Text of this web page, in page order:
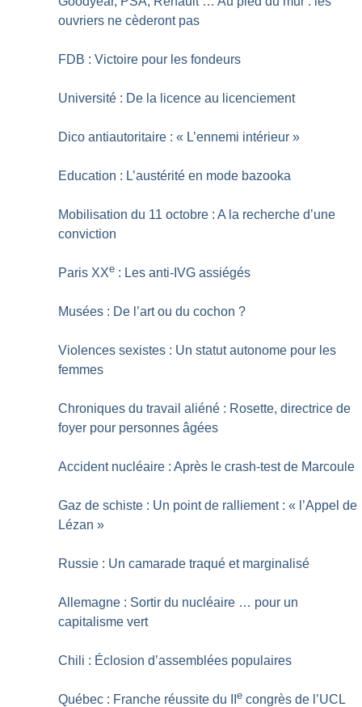
ouvriers ne cèderont pas
FDB : Victoire pour les fondeurs
Université : De la licence au licenciement
Dico antiautoritaire : « L’ennemi intérieur »
Education : L’austérité en mode bazooka
Mobilisation du 11 octobre : A la recherche d’une
conviction
Paris XXe : Les anti-IVG assiégés
Musées : De l’art ou du cochon ?
Violences sexistes : Un statut autonome pour les
femmes
Chroniques du travail aliéné : Rosette, directrice de
foyer pour personnes âgées
Accident nucléaire : Après le crash-test de Marcoule
Gaz de schiste : Un point de ralliement : « l’Appel de
Lézan »
Russie : Un camarade traqué et marginalisé
Allemagne : Sortir du nucléaire … pour un
capitalisme vert
Chili : Éclosion d’assemblées populaires
Québec : Franche réussite du IIe congrès de l’UCL